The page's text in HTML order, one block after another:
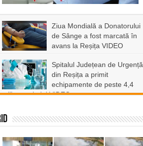
Ziua Mondială a Donatorului
de Sânge a fost marcată în
avans la Reșița VIDEO
Spitalul Județean de Urgență
din Reșița a primit
echipamente de peste 4,4
milioane de lei VIDEO